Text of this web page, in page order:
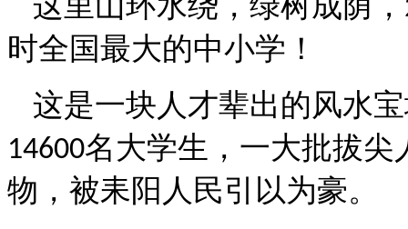
时全国最大的中小学！
这是一块人才辈出的风水
14600名大学生，一大批拔尖
物，被耒阳人民引以为豪。